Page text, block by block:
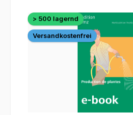
> 500 lagernd
Versandkostenfrei